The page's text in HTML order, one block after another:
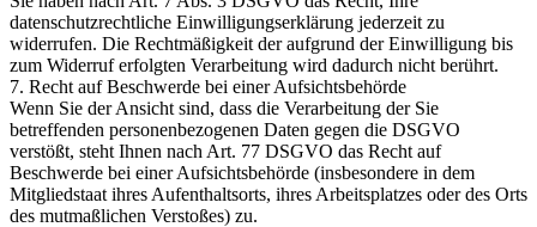
datenschutzrechtliche Einwilligungserklärung jederzeit zu
widerrufen. Die Rechtmäßigkeit der aufgrund der Einwilligung bis
zum Widerruf erfolgten Verarbeitung wird dadurch nicht berührt.
7. Recht auf Beschwerde bei einer Aufsichtsbehörde
Wenn Sie der Ansicht sind, dass die Verarbeitung der Sie
betreffenden personenbezogenen Daten gegen die DSGVO
verstößt, steht Ihnen nach Art. 77 DSGVO das Recht auf
Beschwerde bei einer Aufsichtsbehörde (insbesondere in dem
Mitgliedstaat ihres Aufenthaltsorts, ihres Arbeitsplatzes oder des Orts
des mutmaßlichen Verstoßes) zu.